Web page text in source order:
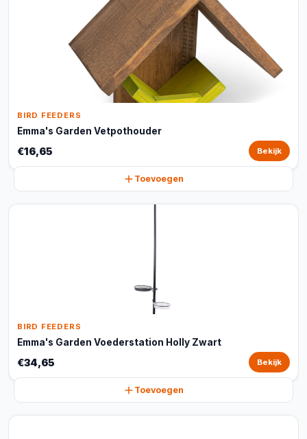
BIRD FEEDERS
Emma's Garden Vetpothouder
€16,65 Bekijk
Toevoegen
BIRD FEEDERS
Emma's Garden Voederstation Holly Zwart
€34,65 Bekijk
Toevoegen